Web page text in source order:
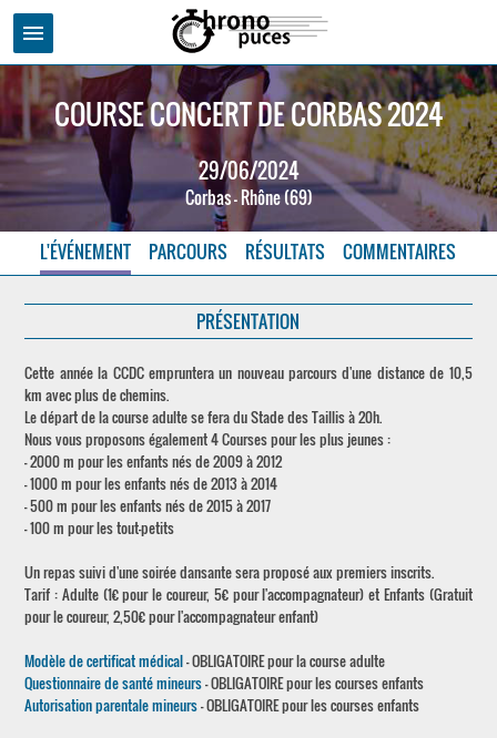
menu
COURSE CONCERT DE CORBAS 2024
29/06/2024
Corbas - Rhône (69)
L'ÉVÉNEMENT PARCOURS RÉSULTATS COMMENTAIRES
PRÉSENTATION
Cette année la CCDC empruntera un nouveau parcours d'une distance de 10,5
km avec plus de chemins.
Le départ de la course adulte se fera du Stade des Taillis à 20h.
Nous vous proposons également 4 Courses pour les plus jeunes :
- 2000 m pour les enfants nés de 2009 à 2012
- 1000 m pour les enfants nés de 2013 à 2014
- 500 m pour les enfants nés de 2015 à 2017
- 100 m pour les tout-petits
Un repas suivi d'une soirée dansante sera proposé aux premiers inscrits.
Tarif : Adulte (1€ pour le coureur, 5€ pour l'accompagnateur) et Enfants (Gratuit
pour le coureur, 2,50€ pour l'accompagnateur enfant)
Modèle de certificat médical- OBLIGATOIRE pour la course adulte
Questionnaire de santé mineurs- OBLIGATOIRE pour les courses enfants
Autorisation parentale mineurs- OBLIGATOIRE pour les courses enfants